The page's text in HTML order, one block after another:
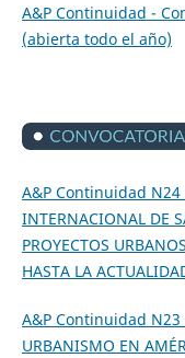
A&P Continuidad -
(abierta todo el año)
A&P Continuidad N24
INTERNACIONAL DE
PROYECTOS
HASTA LA
A&P Continuidad N23
URBANISMO EN